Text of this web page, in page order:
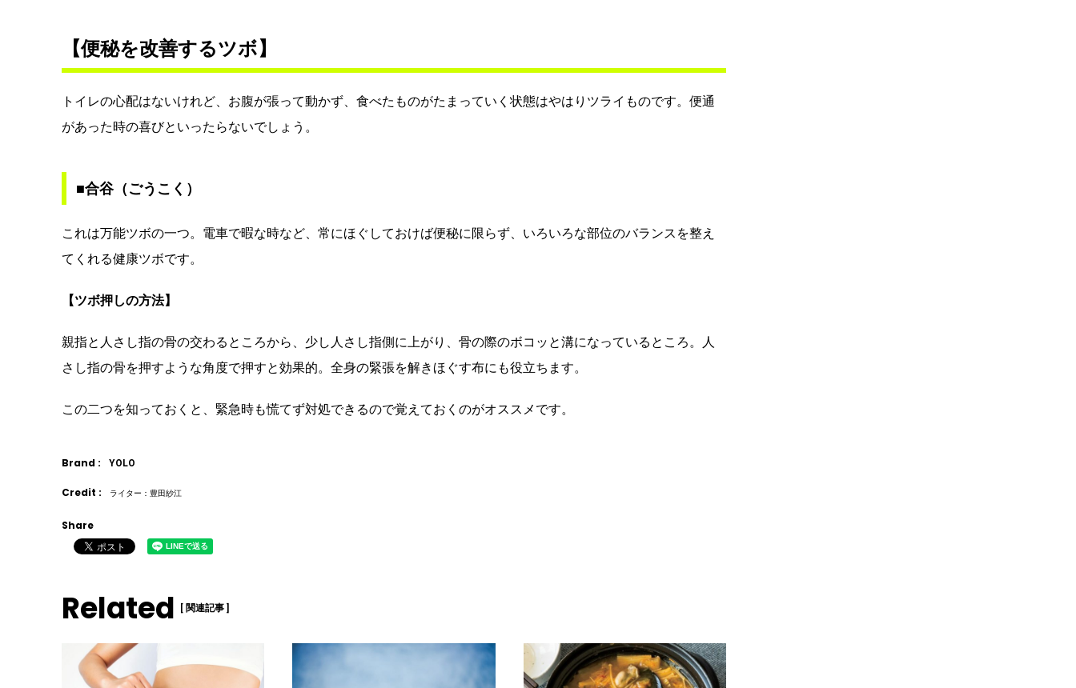
【便秘を改善するツボ】
トイレの心配はないけれど、お腹が張って動かず、食べたものがたまっていく状態はやはりツライものです。便通
があった時の喜びといったらないでしょう。
■合谷（ごうこく）
これは万能ツボの一つ。電車で暇な時など、常にほぐしておけば便秘に限らず、いろいろな部位のバランスを整え
てくれる健康ツボです。
【ツボ押しの方法】
親指と人さし指の骨の交わるところから、少し人さし指側に上がり、骨の際のボコッと溝になっているところ。人
さし指の骨を押すような角度で押すと効果的。全身の緊張を解きほぐす布にも役立ちます。
この二つを知っておくと、緊急時も慌てず対処できるので覚えておくのがオススメです。
Brand : YOLO
Credit : ライター：豊田紗江
Share
Related [ 関連記事 ]